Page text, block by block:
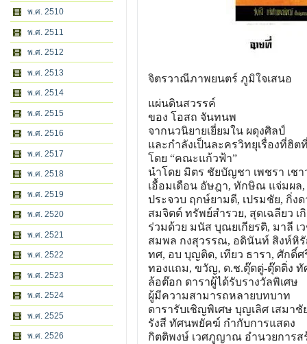
พ.ศ. 2510
พ.ศ. 2511
พ.ศ. 2512
พ.ศ. 2513
พ.ศ. 2514
พ.ศ. 2515
พ.ศ. 2516
พ.ศ. 2517
พ.ศ. 2518
พ.ศ. 2519
พ.ศ. 2520
พ.ศ. 2521
พ.ศ. 2522
พ.ศ. 2523
พ.ศ. 2524
พ.ศ. 2525
พ.ศ. 2526
จิตรวาณีภาพยนตร์ ภูมิใจเสนอ
แผ่นดินสวรรค์
ของ โอสถ จันทนพ
จากนวนิยายเยี่ยมใน ผดุงศิลป์
และกำลังเป็นละครวิทยุเรื่องที่ฮิ
โดย “คณะแก้วฟ้า”
นำโดย มิตร ชัยบัญชา เพชรา เช
เอื้อมเดือน อัษฎา, ทักษิณ แจ่มผ
ประจวบ ฤกษ์ยามดี, เปรมชัย, กิ่ง
สมจิตต์ ทรัพย์สำรวย, สุดเฉลียว เ
ร่วมด้วย มนัส บุณยเกียรติ, มาลี เว
สมพล กงสุวรรณ, อดินันท์ สิงห์หิ
ทศ, อบ บุญติด, เทียว ธารา, ศักดิ์ศ
ทองแถม, ขวัญ, ด.ช.ตุ๊ดตู่-ตุ๊ดติ่ง
ล้อต๊อก ดาราผู้ได้รับรางวัลพิเศษ
ผู้มีความสามารถหลายบทบาท
ดารารับเชิญพิเศษ บุญเลิศ เสมาชั
รังสี ทัศนพยัคฆ์ กำกับการแสดง
กิตติพงษ์ เวศภูญาณ อำนวยการส